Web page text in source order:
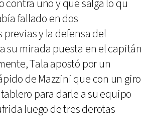
contra uno y que salga lo qu
fallado en dos
y la defensa del
su mirada puesta en el capitán
Tala apostó por un
de Mazzini que con un giro
para darle a su equipo
luego de tres derotas